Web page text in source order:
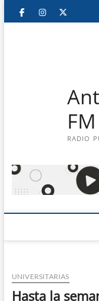
Saltar
FacebookInstagram
RADIO
UNIVERSITARIAS
Hasta la